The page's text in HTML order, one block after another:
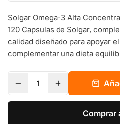
Solgar Omega-3 Alta
120 Capsulas de Solgar,
calidad diseñado para apoyar
complementar una dieta
1
Comprar